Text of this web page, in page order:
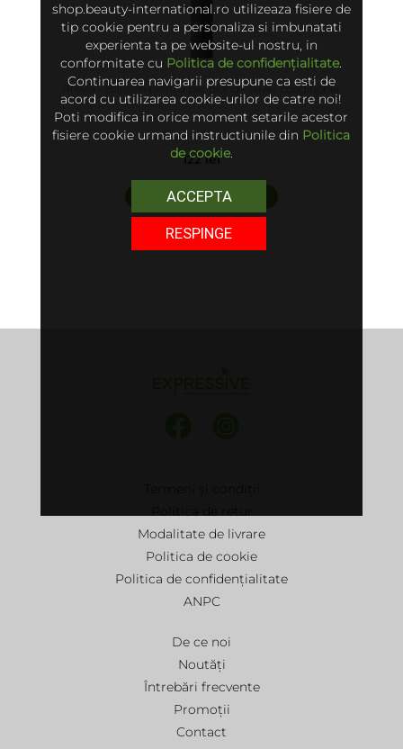
Previa - Balsam pentru par blond - Silver conditioner
122 lei
adaugă în coș
Modalitate de livrare
Politica de cookie
Politica de confidențialitate
ANPC
De ce noi
Noutăți
Întrebări frecvente
Promoții
Contact
shop.beauty-international.ro utilizeaza fisiere de
tip cookie pentru a personaliza si imbunatati
experienta ta pe website-ul nostru, in
conformitate cu Politica de confidențialitate.
Continuarea navigarii presupune ca esti de
acord cu utilizarea cookie-urilor de catre noi!
Poti modifica in orice moment setarile acestor
fisiere cookie urmand instructiunile din Politica
de cookie.
ACCEPTA
RESPINGE